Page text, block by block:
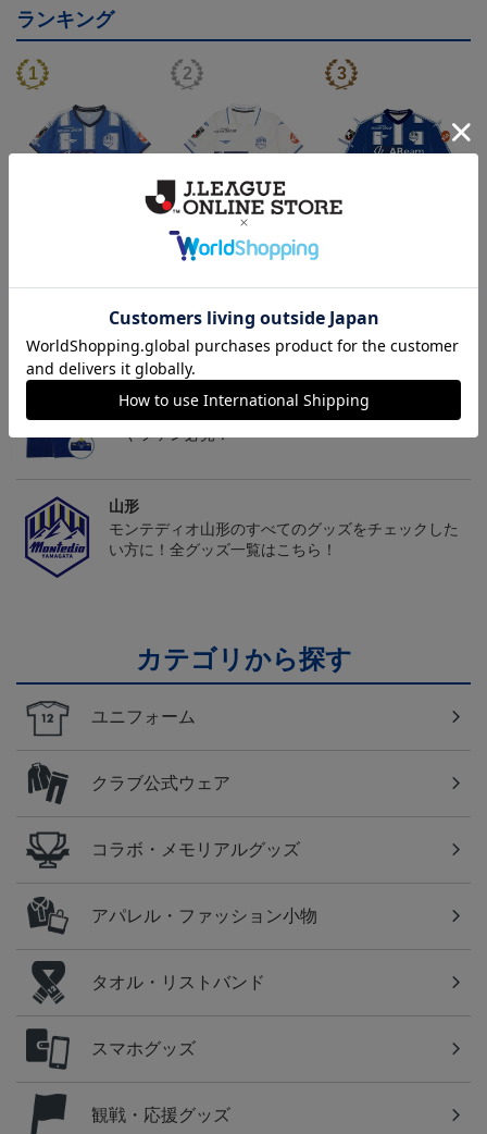
ランキング
26/27オーセンティックユ
d）
トピックス
チームマスコット「ディーオ」グッズは、サポータ
ーやファン必見！
山形
モンテディオ山形のすべてのグッズをチェックした
い方に！全グッズ一覧はこちら！
カテゴリから探す
ユニフォーム
クラブ公式ウェア
コラボ・メモリアルグッズ
アパレル・ファッション小物
タオル・リストバンド
スマホグッズ
観戦・応援グッズ